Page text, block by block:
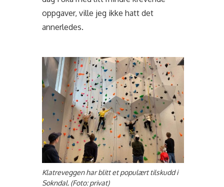
oppgaver, ville jeg ikke hatt det
annerledes.
Klatreveggen har blitt et populært tilskudd i
Sokndal. (Foto: privat)